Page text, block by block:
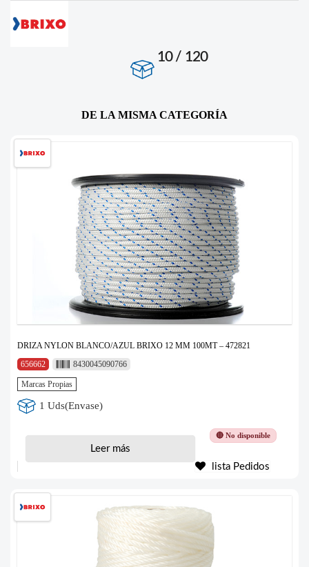
10 / 120
DE LA MISMA CATEGORÍA
DRIZA NYLON BLANCO/AZUL BRIXO 12 MM 100MT – 472821
656662
8430045090766
Marcas Propias
1 Uds(Envase)
🔴 No disponible
Leer más
lista Pedidos